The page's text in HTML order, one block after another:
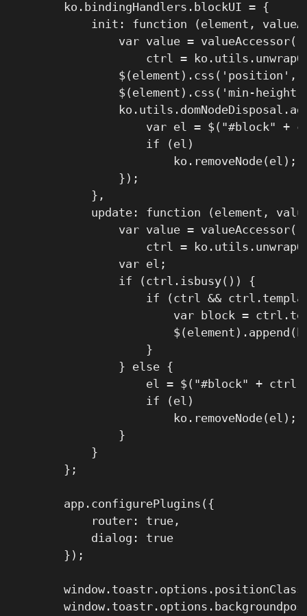
        ko.bindingHandlers.blockUI = {
init: function (element,
var value =
ctrl =
$(element).css('position',
$(element).css('min-
var el = $("#block" +
                    if (el)
                        ko.removeNode(el);
                });
            },
update: function (element,
var value =
ctrl =
                var el;
                if (ctrl.isbusy()) {
if (ctrl &&
var block =
                    }
                } else {
el = $("#block" +
                    if (el)
                        ko.removeNode(el);
                }
            }
        };
        app.configurePlugins({
            router: true,
            dialog: true
        });